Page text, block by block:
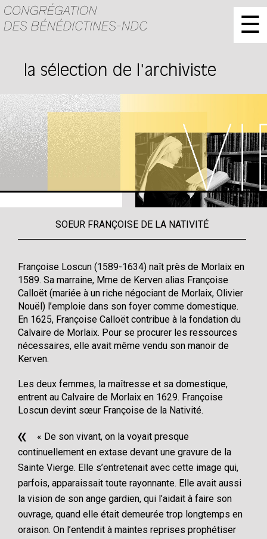
☰
la sélection de l'archiviste
SOEUR FRANÇOISE DE LA NATIVITÉ
Françoise Loscun (1589-1634) naît près de Morlaix en
1589. Sa marraine, Mme de Kerven alias Françoise
Calloët (mariée à un riche négociant de Morlaix, Olivier
Nouël) l’emploie dans son foyer comme domestique.
En 1625, Françoise Calloët contribue à la fondation du
Calvaire de Morlaix. Pour se procurer les ressources
nécessaires, elle avait même vendu son manoir de
Kerven.
Les deux femmes, la maîtresse et sa domestique,
entrent au Calvaire de Morlaix en 1629. Françoise
Loscun devint sœur Françoise de la Nativité.
« De son vivant, on la voyait presque
continuellement en extase devant une gravure de la
Sainte Vierge. Elle s’entretenait avec cette image qui,
parfois, apparaissait toute rayonnante. Elle avait aussi
la vision de son ange gardien, qui l’aidait à faire son
ouvrage, quand elle était demeurée trop longtemps en
oraison. On l’entendit à maintes reprises prophétiser